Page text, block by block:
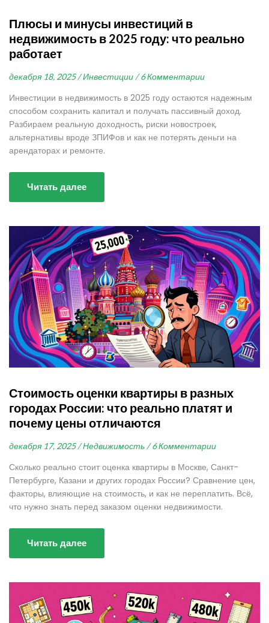
Плюсы и минусы инвестиций в
недвижимость в 2025 году: что реально
работает
декабря 18, 2025 / Инвестиции / 6 Комментарии
Инвестиции в недвижимость в 2025 году остаются надежным
способом сохранить капитал и получать пассивный доход.
Разбираем реальную доходность, риски новостроек,
альтернативы вроде ЗПИФов и как не потерять деньги на
арендаторах и ремонте.
Читать далее
Стоимость оценки квартиры в разных
городах России: что реально платят и
почему цены отличаются
декабря 17, 2025 / Недвижимость / 6 Комментарии
Сколько реально стоит оценка квартиры в Москве, Санкт-
Петербурге, Казани и других городах России? Сравнение цен,
факторы, влияющие на стоимость, и как не переплатить. Всё,
что нужно знать перед заказом оценки недвижимости.
Читать далее